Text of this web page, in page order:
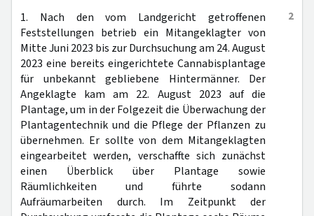
2
1. Nach den vom Landgericht getroffenen
Feststellungen betrieb ein Mitangeklagter von
Mitte Juni 2023 bis zur Durchsuchung am 24. August
2023 eine bereits eingerichtete Cannabisplantage
für unbekannt gebliebene Hintermänner. Der
Angeklagte kam am 22. August 2023 auf die
Plantage, um in der Folgezeit die Überwachung der
Plantagentechnik und die Pflege der Pflanzen zu
übernehmen. Er sollte von dem Mitangeklagten
eingearbeitet werden, verschaffte sich zunächst
einen Überblick über Plantage sowie
Räumlichkeiten und führte sodann
Aufräumarbeiten durch. Im Zeitpunkt der